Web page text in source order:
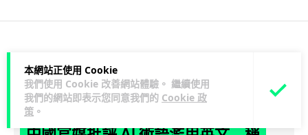
本網站正使用 Cookie
我們使用 Cookie 改善網站體驗。 繼續使用
我們的網站即表示您同意我們的 Cookie 政
策 。
藍骨 1 日